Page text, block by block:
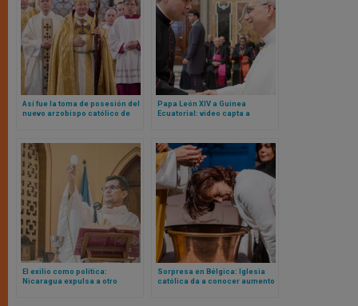
Así fue la toma de posesión del
nuevo arzobispo católico de
Papa León XIV a Guinea
Ecuatorial: video capta a
de cara a un viaje pontificio
El exilio como política:
Nicaragua expulsa a otro
Sorpresa en Bélgica: Iglesia
católica da a conocer aumento